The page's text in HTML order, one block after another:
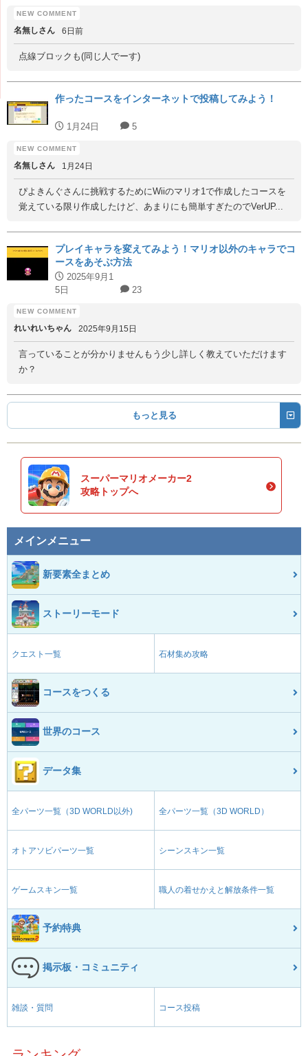
名無しさん 6日前
点線ブロックも(同じ人でーす)
作ったコースをインターネットで投稿してみよう！
1月24日 5
名無しさん 1月24日
ぴよきんぐさんに挑戦するためにWiiのマリオ1で作成したコースを
覚えている限り作成したけど、あまりにも簡単すぎたのでVerUP...
プレイキャラを変えてみよう！マリオ以外のキャラでコ
ースをあそぶ方法
2025年9月1
5日
23
れいれいちゃん 2025年9月15日
言っていることが分かりませんもう少し詳しく教えていただけます
か？
もっと見る
スーパーマリオメーカー2
攻略トップへ
メインメニュー
新要素全まとめ
ストーリーモード
クエスト一覧 石材集め攻略
コースをつくる
世界のコース
データ集
全パーツ一覧（3D WORLD以外) 全パーツ一覧（3D WORLD）
オトアソビパーツ一覧 シーンスキン一覧
ゲームスキン一覧 職人の着せかえと解放条件一覧
予約特典
掲示板・コミュニティ
雑談・質問 コース投稿